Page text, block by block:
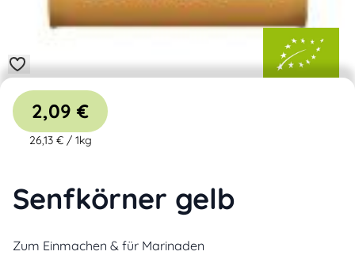
Senfkörner gelb
Zum Einmachen & für Marinaden
2,09 €
26,13 €/ 1kg